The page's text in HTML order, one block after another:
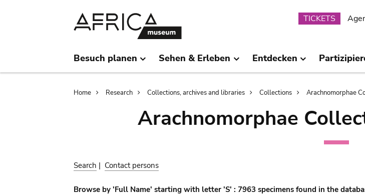
TICKETS
Besuch planen Sehen & Erleben Entdecken
Breadcrumb
Home Research Collections, archives and libraries Collections Arachnomorphae
Arachnomorphae
Search | Contact persons
Browse by 'Full Name' starting with letter 'S' : 7963 specimens found in the